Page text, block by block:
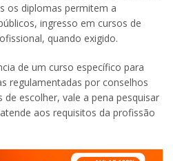
os diplomas permitem a
ingresso em cursos de
quando exigido.
de um curso específico para
regulamentadas por conselhos
escolher, vale a pena pesquisar
aos requisitos da profissão